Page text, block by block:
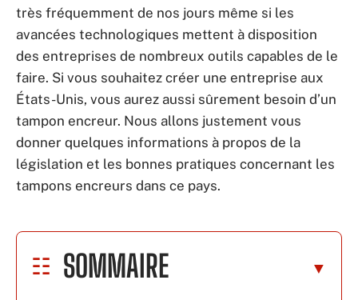
très fréquemment de nos jours même si les
avancées technologiques mettent à disposition
des entreprises de nombreux outils capables de le
faire. Si vous souhaitez créer une entreprise aux
États-Unis, vous aurez aussi sûrement besoin d’un
tampon encreur. Nous allons justement vous
donner quelques informations à propos de la
législation et les bonnes pratiques concernant les
tampons encreurs dans ce pays.
SOMMAIRE